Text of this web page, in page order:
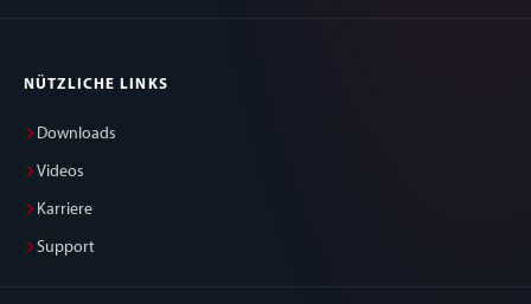
NÜTZLICHE LINKS
Downloads
Videos
Karriere
Support